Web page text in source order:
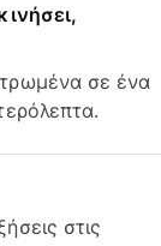
σε ένα
στις